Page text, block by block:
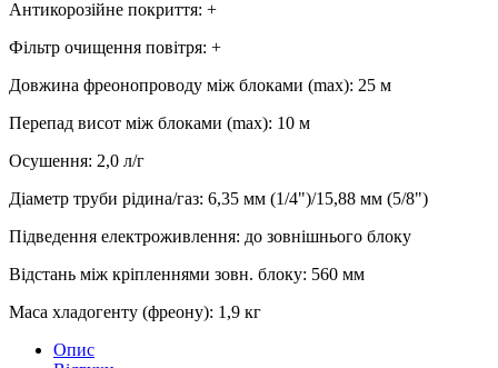
Антикорозійне покриття: +
Фільтр очищення повітря: +
Довжина фреонопроводу між блоками (max): 25 м
Перепад висот між блоками (max): 10 м
Осушення: 2,0 л/г
Діаметр труби рідина/газ: 6,35 мм (1/4")/15,88 мм (5/8")
Підведення електроживлення: до зовнішнього блоку
Відстань між кріпленнями зовн. блоку: 560 мм
Маса хладогенту (фреону): 1,9 кг
Опис